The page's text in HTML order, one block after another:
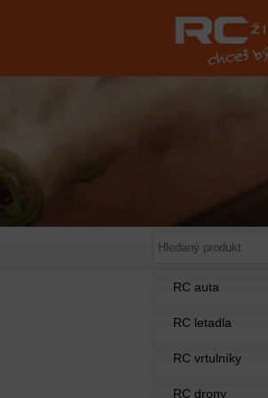
RC auta
RC letadla
RC vrtulníky
RC drony